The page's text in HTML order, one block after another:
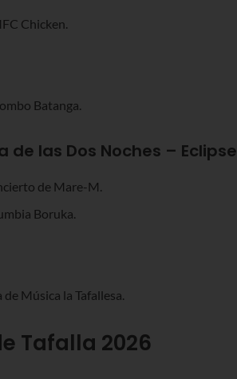
Chicken.
Batanga.
de las Dos Noches – Eclipse
de Mare-M.
Boruka.
Música la Tafallesa.
Tafalla 2026